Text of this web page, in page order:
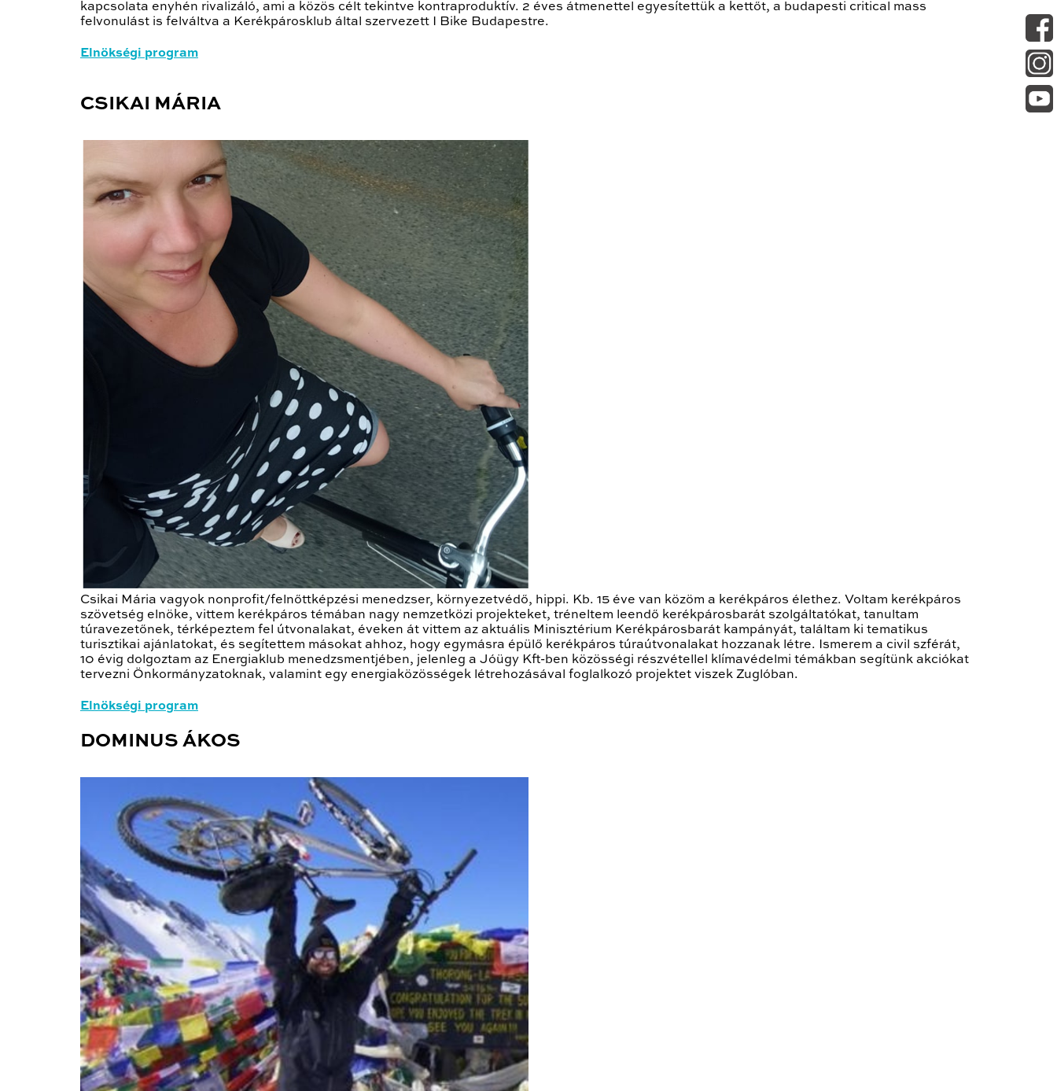
kapcsolata enyhén rivalizáló, ami a közös célt tekintve kontraproduktív. 2 éves átmenettel egyesítettük a kettőt, a budapesti critical mass
felvonulást is felváltva a Kerékpárosklub által szervezett I Bike Budapestre.
Elnökségi program
CSIKAI MÁRIA
Csikai Mária vagyok nonprofit/felnőttképzési menedzser, környezetvédő, hippi. Kb. 15 éve van közöm a kerékpáros élethez. Voltam kerékpáros
szövetség elnöke, vittem kerékpáros témában nagy nemzetközi projekteket, tréneltem leendő kerékpárosbarát szolgáltatókat, tanultam
túravezetőnek, térképeztem fel útvonalakat, éveken át vittem az aktuális Minisztérium Kerékpárosbarát kampányát, találtam ki tematikus
turisztikai ajánlatokat, és segítettem másokat ahhoz, hogy egymásra épülő kerékpáros túraútvonalakat hozzanak létre. Ismerem a civil szférát,
10 évig dolgoztam az Energiaklub menedzsmentjében, jelenleg a Jóügy Kft-ben közösségi részvétellel klímavédelmi témákban segítünk akciókat
tervezni Önkormányzatoknak, valamint egy energiaközösségek létrehozásával foglalkozó projektet viszek Zuglóban.
Elnökségi program
DOMINUS ÁKOS